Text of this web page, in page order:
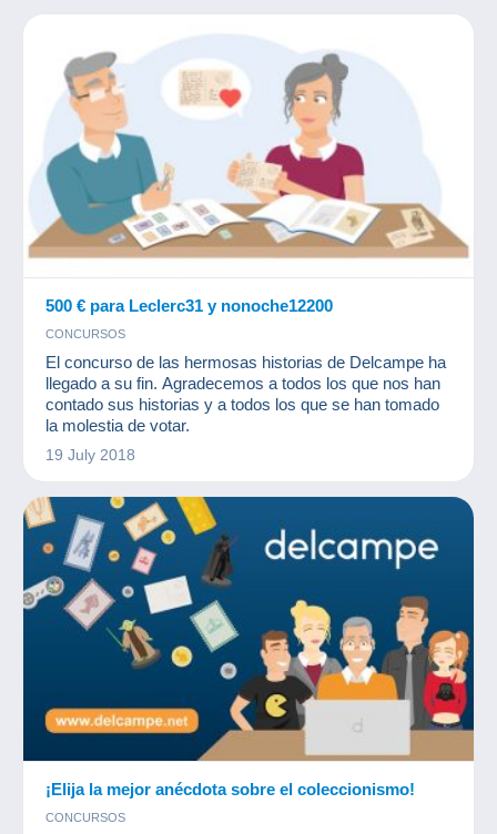
500 € para Leclerc31 y nonoche12200
CONCURSOS
El concurso de las hermosas historias de Delcampe ha
llegado a su fin. Agradecemos a todos los que nos han
contado sus historias y a todos los que se han tomado
la molestia de votar.
19 July 2018
¡Elija la mejor anécdota sobre el coleccionismo!
CONCURSOS